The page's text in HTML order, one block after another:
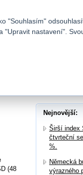
bez poplatků a
(48
Nejnovější:
Širší index
čtvrteční
%.
Německá
výrazného
"Souhlasím"
"Upravit nastavení".